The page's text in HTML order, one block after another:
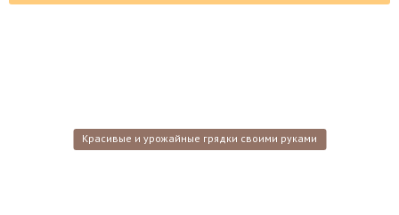
Красивые и урожайные грядки своими руками